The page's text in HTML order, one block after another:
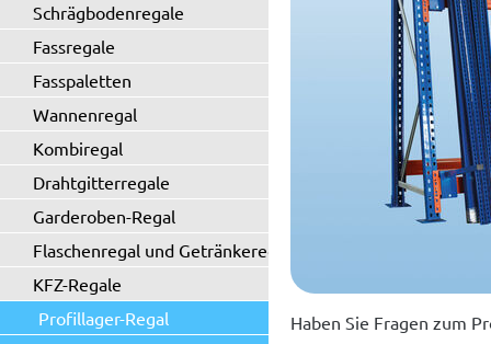
Schrägbodenregale
Fassregale
Fasspaletten
Wannenregal
Kombiregal
Drahtgitterregale
Garderoben-Regal
Flaschenregal und Getränkeregal
KFZ-Regale
Profillager-Regal
Haben Sie Fragen zum